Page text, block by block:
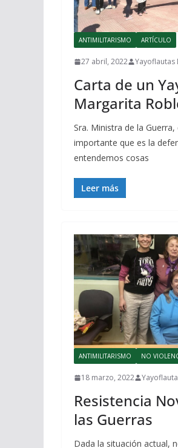
ANTIMILITARISMO ARTÍCULO
27 abril, 2022 Yayoflautas
Carta de un
Margarita
Sra. Ministra de la
importante que es la
entendemos cosas
Leer más
ANTIMILITARISMO NO
18 marzo, 2022
Resistencia
las Guerras
Dada la situación actual,